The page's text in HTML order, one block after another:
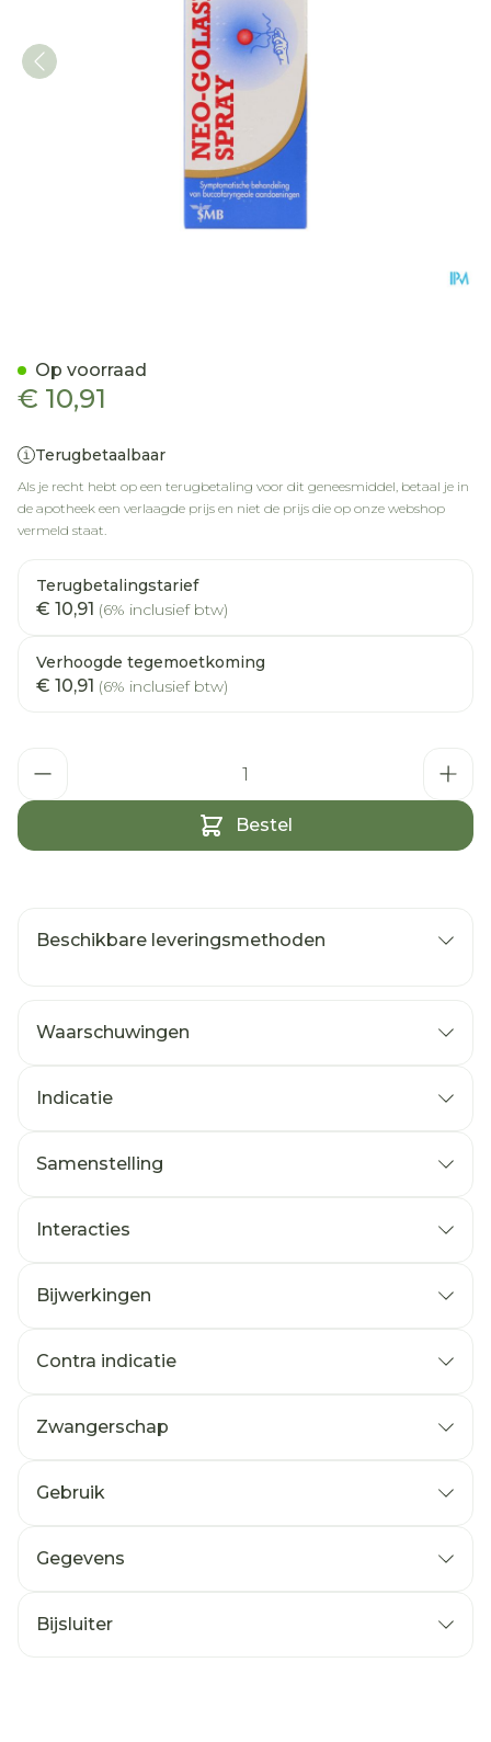
€ 10,91
Terugbetaalbaar
Als je recht hebt op een terugbetaling voor dit geneesmiddel, betaal je in
de apotheek een verlaagde prijs en niet de prijs die op onze webshop
vermeld staat.
Terugbetalingstarief
€ 10,91 (6% inclusief btw)
Verhoogde tegemoetkoming
€ 10,91 (6% inclusief btw)
Bestel
Op voorraad
Beschikbare leveringsmethoden
Waarschuwingen
Indicatie
Samenstelling
Interacties
Bijwerkingen
Contra indicatie
Zwangerschap
Gebruik
Gegevens
Bijsluiter